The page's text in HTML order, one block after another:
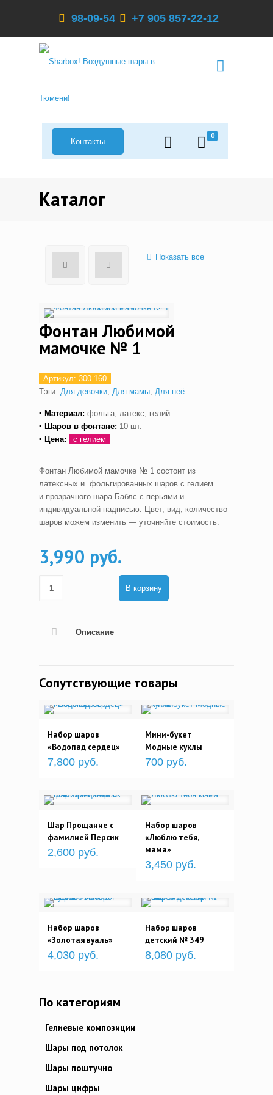
98-09-54 +7 905 857-22-12
0
Контакты
Каталог
Показать все
Фонтан Любимой
мамочке № 1
Артикул: 300-160
Тэги: Для девочки, Для мамы, Для неё
▪ Материал: фольга, латекс, гелий
▪ Шаров в фонтане: 10 шт.
▪ Цена:
с гелием
Фонтан Любимой мамочке № 1 состоит из
латексных и фольгированных шаров с гелием
и прозрачного шара Баблс с перьями и
индивидуальной надписью. Цвет, вид, количество
шаров можем изменить — уточняйте стоимость.
3,990 руб.
В корзину
Описание
Сопутствующие товары
Набор шаров
«Водопад сердец»
7,800 руб.
Мини-букет
Модные куклы
700 руб.
Шар Прощание с
фамилией Персик
2,600 руб.
Набор шаров
«Люблю тебя,
мама»
3,450 руб.
Набор шаров
«Золотая вуаль»
4,030 руб.
Набор шаров
детский № 349
8,080 руб.
По категориям
Гелиевые композиции
Шары под потолок
Шары поштучно
Шары цифры